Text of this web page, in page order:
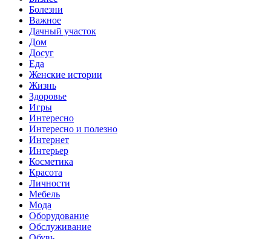
Болезни
Важное
Дачный участок
Дом
Досуг
Еда
Женские истории
Жизнь
Здоровье
Игры
Интересно
Интересно и полезно
Интернет
Интерьер
Косметика
Красота
Личности
Мебель
Мода
Оборудование
Обслуживание